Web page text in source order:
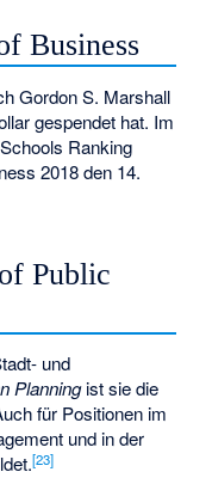
Business
Gordon S. Marshall
gespendet hat. Im
Ranking
2018 den 14.
Public
und
Planningist sie die
für Positionen im
und in der
[23]